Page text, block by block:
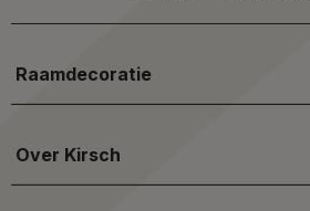
Raamdecoratie
Over Kirsch